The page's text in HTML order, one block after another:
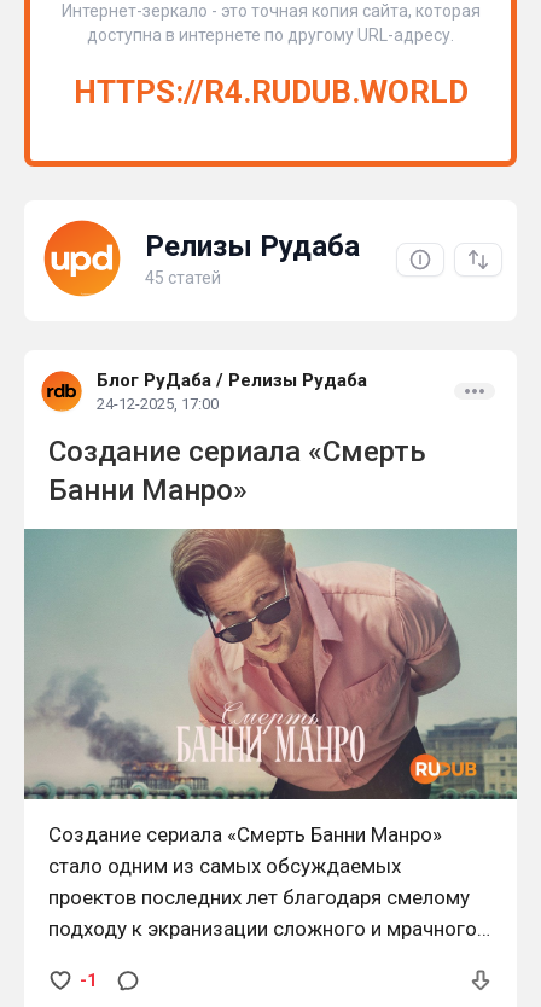
Интернет-зеркало - это точная копия сайта, которая
доступна в интернете по другому URL-адресу.
HTTPS://R4.RUDUB.WORLD
Релизы Рудаба
45 статей
Блог РуДаба / Релизы Рудаба
24-12-2025, 17:00
Создание сериала «Смерть
Банни Манро»
Создание сериала «Смерть Банни Манро»
стало одним из самых обсуждаемых
проектов последних лет благодаря смелому
подходу к экранизации сложного и мрачного
одноимённый роман Ника Кейва, насыщенный
-1